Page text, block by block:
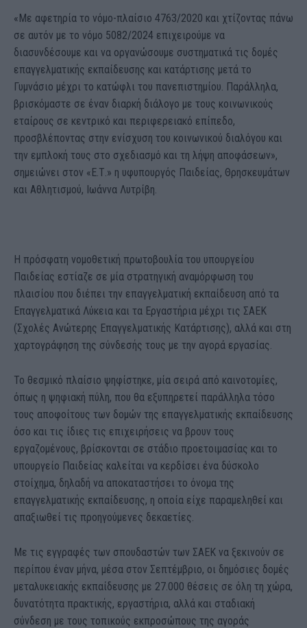
«Με αφετηρία το νόμο-πλαίσιο 4763/2020 και χτίζοντας πάνω
σε αυτόν με το νόμο 5082/2024 επιχειρούμε να
διασυνδέσουμε και να οργανώσουμε συστηματικά τις δομές
επαγγελματικής εκπαίδευσης και κατάρτισης μετά το
Γυμνάσιο μέχρι το κατώφλι του πανεπιστημίου. Παράλληλα,
βρισκόμαστε σε έναν διαρκή διάλογο με τους κοινωνικούς
εταίρους σε κεντρικό και περιφερειακό επίπεδο,
προσβλέποντας στην ενίσχυση του κοινωνικού διαλόγου και
την εμπλοκή τους στο σχεδιασμό και τη λήψη αποφάσεων»,
σημειώνει στον «Ε.Τ.» η υφυπουργός Παιδείας, Θρησκευμάτων
και Αθλητισμού, Ιωάννα Λυτρίβη.
Η πρόσφατη νομοθετική πρωτοβουλία του υπουργείου
Παιδείας εστίαζε σε μία στρατηγική αναμόρφωση του
πλαισίου που διέπει την επαγγελματική εκπαίδευση από τα
Επαγγελματικά Λύκεια και τα Εργαστήρια μέχρι τις ΣΑΕΚ
(Σχολές Ανώτερης Επαγγελματικής Κατάρτισης), αλλά και στη
χαρτογράφηση της σύνδεσής τους με την αγορά εργασίας.
Το θεσμικό πλαίσιο ψηφίστηκε, μία σειρά από καινοτομίες,
όπως η ψηφιακή πύλη, που θα εξυπηρετεί παράλληλα τόσο
τους αποφοίτους των δομών της επαγγελματικής εκπαίδευσης
όσο και τις ίδιες τις επιχειρήσεις να βρουν τους
εργαζομένους, βρίσκονται σε στάδιο προετοιμασίας και το
υπουργείο Παιδείας καλείται να κερδίσει ένα δύσκολο
στοίχημα, δηλαδή να αποκαταστήσει το όνομα της
επαγγελματικής εκπαίδευσης, η οποία είχε παραμεληθεί και
απαξιωθεί τις προηγούμενες δεκαετίες.
Με τις εγγραφές των σπουδαστών των ΣΑΕΚ να ξεκινούν σε
περίπου έναν μήνα, μέσα στον Σεπτέμβριο, οι δημόσιες δομές
μεταλυκειακής εκπαίδευσης με 27.000 θέσεις σε όλη τη χώρα,
δυνατότητα πρακτικής, εργαστήρια, αλλά και σταδιακή
σύνδεση με τους τοπικούς εκπροσώπους της αγοράς